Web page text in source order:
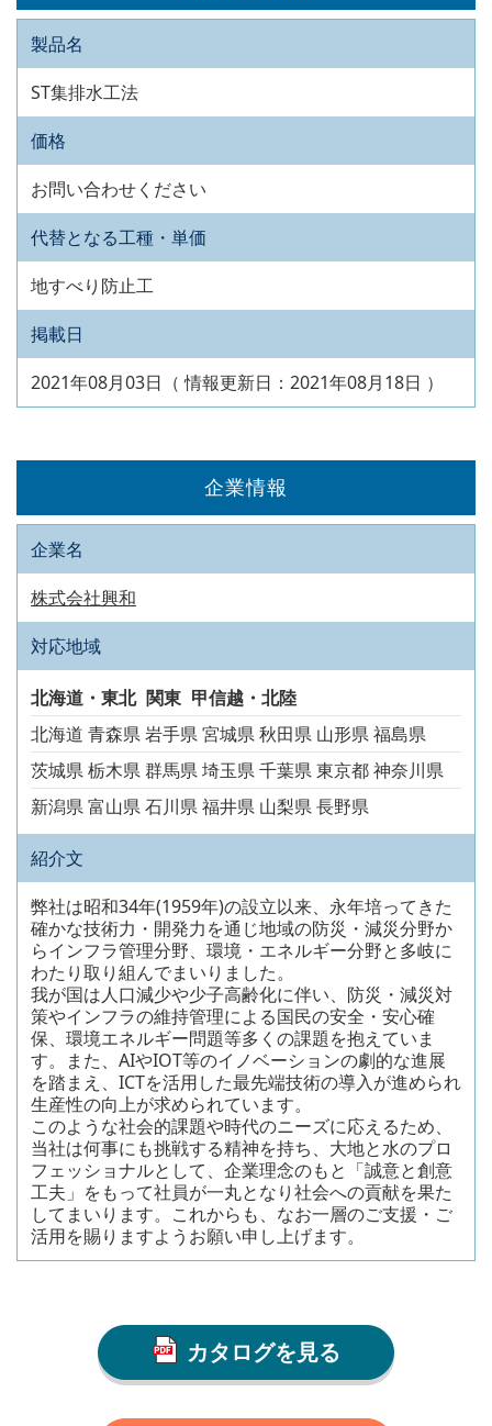
製品名
ST集排水工法
価格
お問い合わせください
代替となる工種・単価
地すべり防止工
掲載日
2021年08月03日（ 情報更新日：2021年08月18日 ）
企業情報
企業名
株式会社興和
対応地域
北海道・東北 関東 甲信越・北陸
北海道 青森県岩手県宮城県秋田県 山形県福島県
茨城県栃木県群馬県埼玉県千葉県東京都神奈川県
新潟県富山県石川県福井県 山梨県長野県
紹介文
弊社は昭和34年(1959年)の設立以来、永年培ってきた
確かな技術力・開発力を通じ地域の防災・減災分野か
らインフラ管理分野、環境・エネルギー分野と多岐に
わたり取り組んでまいりました。
我が国は人口減少や少子高齢化に伴い、防災・減災対
策やインフラの維持管理による国民の安全・安心確
保、環境エネルギー問題等多くの課題を抱えていま
す。また、AIやIOT等のイノベーションの劇的な進展
を踏まえ、ICTを活用した最先端技術の導入が進められ
生産性の向上が求められています。
このような社会的課題や時代のニーズに応えるため、
当社は何事にも挑戦する精神を持ち、大地と水のプロ
フェッショナルとして、企業理念のもと「誠意と創意
工夫」をもって社員が一丸となり社会への貢献を果た
してまいります。これからも、なお一層のご支援・ご
活用を賜りますようお願い申し上げます。
カタログを見る